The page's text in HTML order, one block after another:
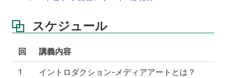
スケジュール
回 講義内容
1 イントロダクション-メディアアートとは？